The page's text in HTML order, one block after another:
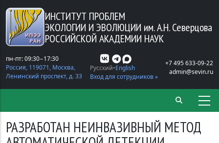
Перейти к основному содержанию
ИНСТИТУТ ПРОБЛЕМ
ЭКОЛОГИИ И ЭВОЛЮЦИИ им. А.Н. Северцова
РОССИЙСКОЙ АКАДЕМИИ НАУК
пн-пт: 09:30−17:30
Россия, 119071, Москва,
Ленинский проспект, д. 33
Русский English
Вход для сотрудников »
+7 495 633-09-22
admin@sevin.ru
РАЗРАБОТАН НЕИНВАЗИВНЫЙ МЕТОД